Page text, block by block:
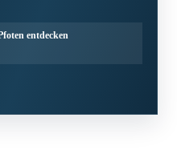
entdecken